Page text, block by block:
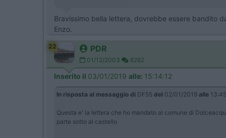
Bravissimo bella lettera, dovrebbe essere bandito
Enzo.
22 PDR
01/12/2003 6282
Inserito il 03/01/2019 alle: 15:14:12
In risposta al messaggio di DF55 del 02/01/2019 alle
Questa e' la lettera che ho mandato al comune di
parte sotto al castello